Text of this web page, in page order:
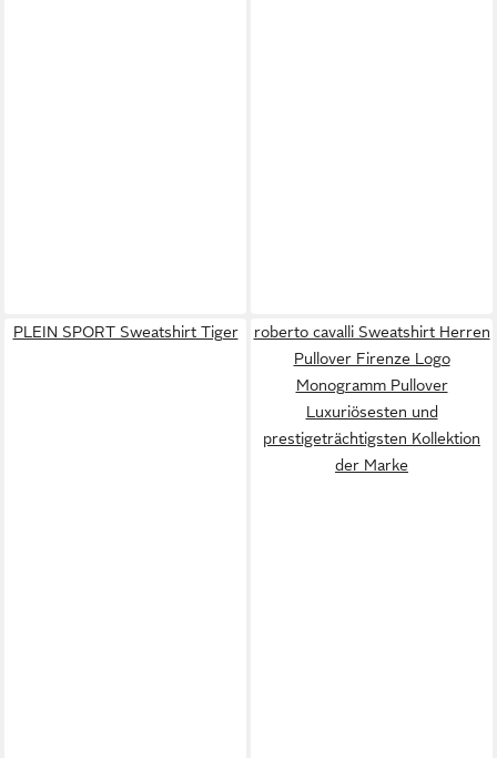
PLEIN SPORT Sweatshirt Tiger
roberto cavalli Sweatshirt Herren
Pullover Firenze Logo
Monogramm Pullover
Luxuriösesten und
prestigeträchtigsten Kollektion
der Marke